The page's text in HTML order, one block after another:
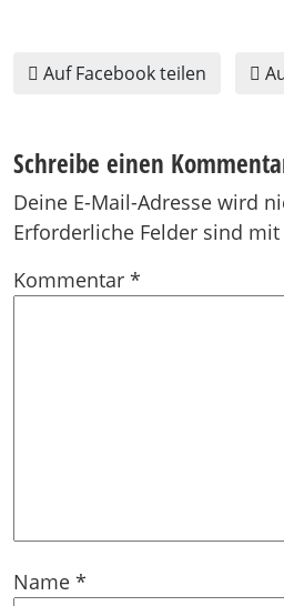
Auf Facebook teilen
Schreibe einen
Deine E-Mail-Adresse wird
Erforderliche Felder sind mit
Kommentar *
Name *